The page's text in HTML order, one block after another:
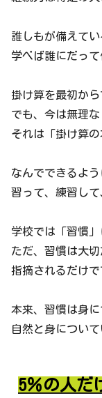
誰しもが備えてい
学べば誰にだって
掛け算を最初か
でも、今は無理な
それは「掛け算
なんでできるよ
習って、練習して
学校では「習慣」
ただ、習慣は大
指摘されるだけで
本来、習慣は身に
自然と身につい
5％の人だ